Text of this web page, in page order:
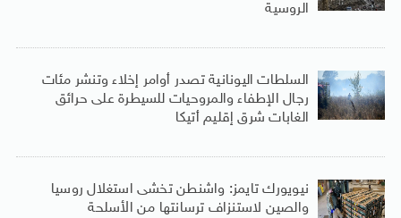
الروسية
السلطات اليونانية تصدر أوامر إخلاء وتنشر مئات
رجال الإطفاء والمروحيات للسيطرة على حرائق
الغابات شرق إقليم أتيكا
نيويورك تايمز: واشنطن تخشى استغلال روسيا
والصين لاستنزاف ترسانتها من الأسلحة